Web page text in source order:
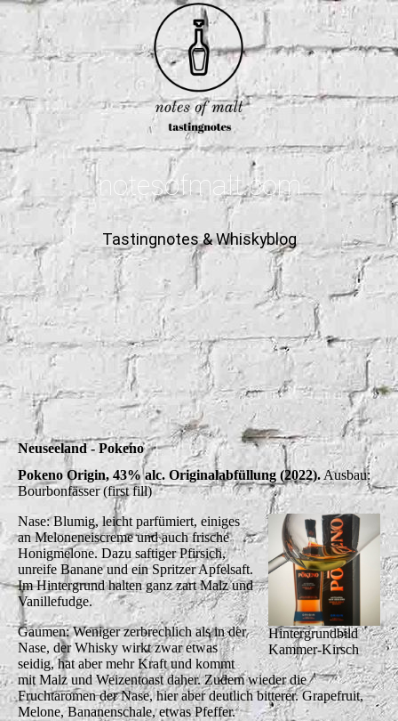
notesofmalt.com
Tastingnotes & Whiskyblog
Neuseeland - Pokeno
Pokeno Origin, 43% alc. Originalabfüllung (2022).Ausbau:
Bourbonfässer (first fill)
Hintergrundbild
Kammer-Kirsch
Nase: Blumig, leicht parfümiert, einiges
an Meloneneiscreme und auch frische
Honigmelone. Dazu saftiger Pfirsich,
unreife Banane und ein Spritzer Apfelsaft.
Im Hintergrund halten ganz zart Malz und
Vanillefudge.
Gaumen: Weniger zerbrechlich als in der
Nase, der Whisky wirkt zwar etwas
seidig, hat aber mehr Kraft und kommt
mit Malz und Weizentoast daher. Zudem wieder die
Fruchtaromen der Nase, hier aber deutlich bitterer. Grapefruit,
Melone, Bananenschale, etwas Pfeffer.